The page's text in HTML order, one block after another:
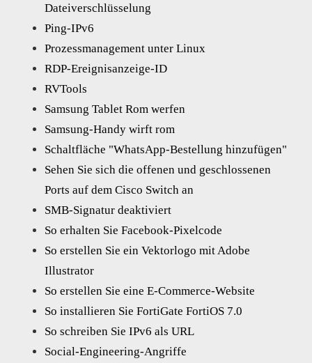
Dateiverschlüsselung
Ping-IPv6
Prozessmanagement unter Linux
RDP-Ereignisanzeige-ID
RVTools
Samsung Tablet Rom werfen
Samsung-Handy wirft rom
Schaltfläche "WhatsApp-Bestellung hinzufügen"
Sehen Sie sich die offenen und geschlossenen
Ports auf dem Cisco Switch an
SMB-Signatur deaktiviert
So erhalten Sie Facebook-Pixelcode
So erstellen Sie ein Vektorlogo mit Adobe
Illustrator
So erstellen Sie eine E-Commerce-Website
So installieren Sie FortiGate FortiOS 7.0
So schreiben Sie IPv6 als URL
Social-Engineering-Angriffe